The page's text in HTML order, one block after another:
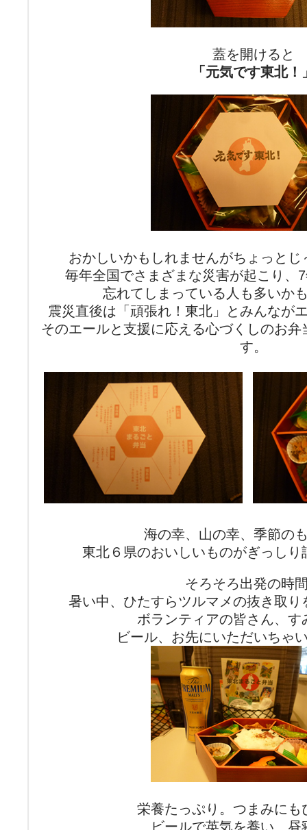
蓋を開けると
「元気です東北！
おかしいかもしれませんがちょっと
毎年全国でさまざまな災害が起こり、
忘れてしまっている人も多いか
震災直後は「頑張れ！東北」とみんなが
そのエールと支援に応える心づくしのお
す。
海の幸、山の幸、季節
東北６県のおいしいものがぎっしり
そろそろ出発の時
暑い中、ひたすらツルマメの抜き取
ボランティアの皆さん、す
ビール、お先にいただいち
栄養たっぷり。つまみにも
ビールで英気を養い、昼